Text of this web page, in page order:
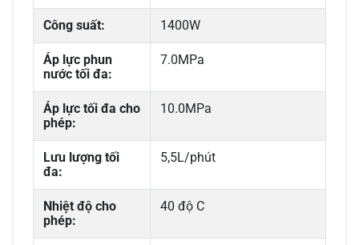
Công suất: 1400W
Áp lực phun
nước tối đa:
7.0MPa
Áp lực tối đa cho
phép:
10.0MPa
Lưu lượng tối
đa:
5,5L/phút
Nhiệt độ cho
phép:
40 độ C